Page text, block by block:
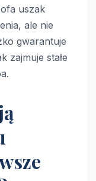
uszak
ale nie
gwarantuje
zajmuje stałe